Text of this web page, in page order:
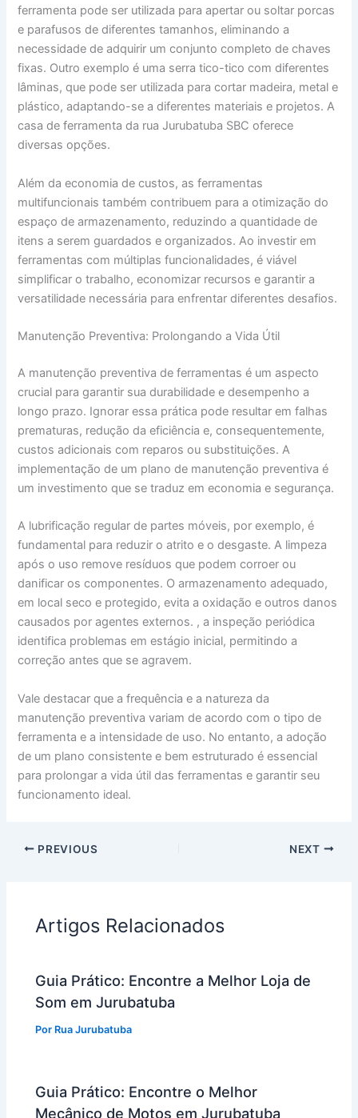
ferramenta pode ser utilizada para apertar ou soltar porcas
e parafusos de diferentes tamanhos, eliminando a
necessidade de adquirir um conjunto completo de chaves
fixas. Outro exemplo é uma serra tico-tico com diferentes
lâminas, que pode ser utilizada para cortar madeira, metal e
plástico, adaptando-se a diferentes materiais e projetos. A
casa de ferramenta da rua Jurubatuba SBC oferece
diversas opções.
Além da economia de custos, as ferramentas
multifuncionais também contribuem para a otimização do
espaço de armazenamento, reduzindo a quantidade de
itens a serem guardados e organizados. Ao investir em
ferramentas com múltiplas funcionalidades, é viável
simplificar o trabalho, economizar recursos e garantir a
versatilidade necessária para enfrentar diferentes desafios.
Manutenção Preventiva: Prolongando a Vida Útil
A manutenção preventiva de ferramentas é um aspecto
crucial para garantir sua durabilidade e desempenho a
longo prazo. Ignorar essa prática pode resultar em falhas
prematuras, redução da eficiência e, consequentemente,
custos adicionais com reparos ou substituições. A
implementação de um plano de manutenção preventiva é
um investimento que se traduz em economia e segurança.
A lubrificação regular de partes móveis, por exemplo, é
fundamental para reduzir o atrito e o desgaste. A limpeza
após o uso remove resíduos que podem corroer ou
danificar os componentes. O armazenamento adequado,
em local seco e protegido, evita a oxidação e outros danos
causados por agentes externos. , a inspeção periódica
identifica problemas em estágio inicial, permitindo a
correção antes que se agravem.
Vale destacar que a frequência e a natureza da
manutenção preventiva variam de acordo com o tipo de
ferramenta e a intensidade de uso. No entanto, a adoção
de um plano consistente e bem estruturado é essencial
para prolongar a vida útil das ferramentas e garantir seu
funcionamento ideal.
PREVIOUS NEXT
Artigos Relacionados
Guia Prático: Encontre a Melhor Loja de
Som em Jurubatuba
Por Rua Jurubatuba
Guia Prático: Encontre o Melhor
Mecânico de Motos em Jurubatuba